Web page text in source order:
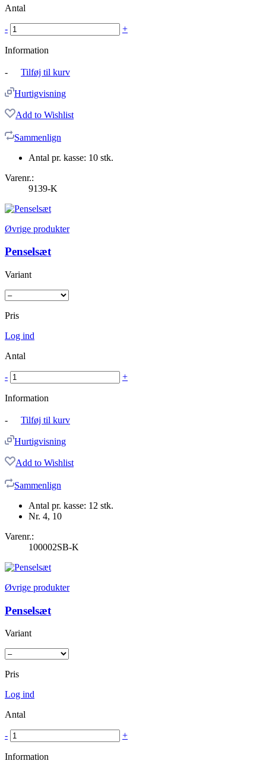
Antal
- +
Information
- Tilføj til kurv
Hurtigvisning
Add to Wishlist
Sammenlign
Antal pr. kasse: 10 stk.
Varenr.:
9139-K
Øvrige produkter
Penselsæt
Variant
Pris
Log ind
Antal
- +
Information
- Tilføj til kurv
Hurtigvisning
Add to Wishlist
Sammenlign
Antal pr. kasse: 12 stk.
Nr. 4, 10
Varenr.:
100002SB-K
Øvrige produkter
Penselsæt
Variant
Pris
Log ind
Antal
- +
Information